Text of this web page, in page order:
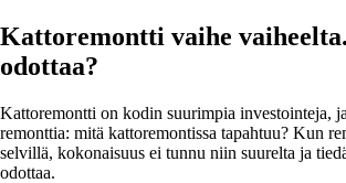
Kattoremontti vaihe
odottaa?
Kattoremontti on kodin suurimpia investointeja,
remonttia: mitä kattoremontissa tapahtuu? Kun
selvillä, kokonaisuus ei tunnu niin suurelta ja
odottaa.